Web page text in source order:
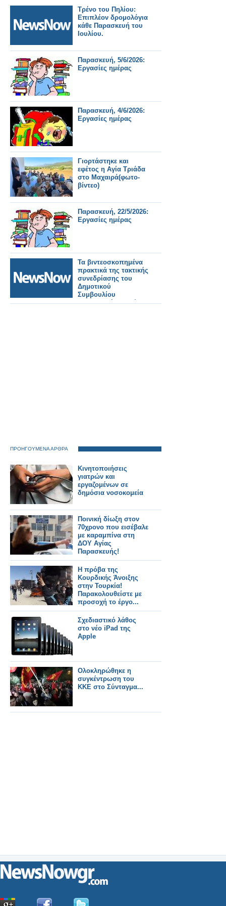
Τρένο του Πηλίου:
Επιπλέον δρομολόγια
κάθε Παρασκευή του
Ιουλίου.
Παρασκευή, 5/6/2026:
Εργασίες ημέρας
Παρασκευή, 4/6/2026:
Εργασίες ημέρας
Γιορτάστηκε και
εφέτος η Αγία Τριάδα
στο Μαχαιρά(φωτο-
βίντεο)
Παρασκευή, 22/5/2026:
Εργασίες ημέρας
Τα βιντεοσκοπημένα
πρακτικά της τακτικής
συνεδρίασης του
Δημοτικού
Συμβουλίου
Παρασκευή 15 Μαΐου
ΠΡΟΗΓΟΥΜΕΝΑ ΑΡΘΡΑ
Κινητοποιήσεις
γιατρών και
εργαζομένων σε
δημόσια νοσοκομεία
Ποινική δίωξη στον
70χρονο που εισέβαλε
με καραμπίνα στη
ΔΟΥ Αγίας
Παρασκευής!
H πρόβα της
Κουρδικής Άνοιξης
στην Τουρκία!
Παρακολουθείστε με
προσοχή το έργο...
Σχεδιαστικό λάθος
στο νέο iPad της
Apple
Ολοκληρώθηκε η
συγκέντρωση του
ΚΚΕ στο Σύνταγμα...